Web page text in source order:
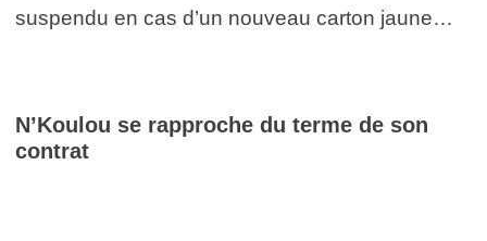
suspendu en cas d’un nouveau carton jaune…
N’Koulou se rapproche du terme de son
contrat